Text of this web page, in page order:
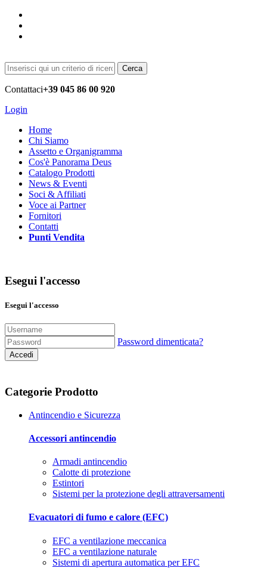
Cerca
Contattaci+39 045 86 00 920
Login
Home
Chi Siamo
Assetto e Organigramma
Cos'è Panorama Deus
Catalogo Prodotti
News & Eventi
Soci & Affiliati
Voce ai Partner
Fornitori
Contatti
Punti Vendita
Esegui l'accesso
Esegui l'accesso
Password dimenticata?
Accedi
Categorie Prodotto
Antincendio e Sicurezza
Accessori antincendio
Armadi antincendio
Calotte di protezione
Estintori
Sistemi per la protezione degli attraversamenti
Evacuatori di fumo e calore (EFC)
EFC a ventilazione meccanica
EFC a ventilazione naturale
Sistemi di apertura automatica per EFC